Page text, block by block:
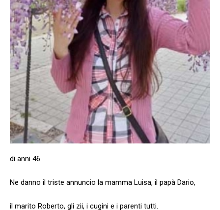
di anni 46
Ne danno il triste annuncio la mamma Luisa, il papà Dario,
il marito Roberto, gli zii, i cugini e i parenti tutti.